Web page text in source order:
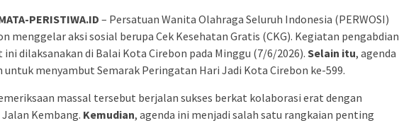
PERISTIWA.ID – Persatuan Wanita Olahraga Seluruh Indonesia (PERWOSI)
menggelar aksi sosial berupa Cek Kesehatan Gratis (CKG). Kegiatan pengabdian
ini dilaksanakan di Balai Kota Cirebon pada Minggu (7/6/2026). Selain itu, agenda
untuk menyambut Semarak Peringatan Hari Jadi Kota Cirebon ke-599.
massal tersebut berjalan sukses berkat kolaborasi erat dengan
Jalan Kembang. Kemudian, agenda ini menjadi salah satu rangkaian penting